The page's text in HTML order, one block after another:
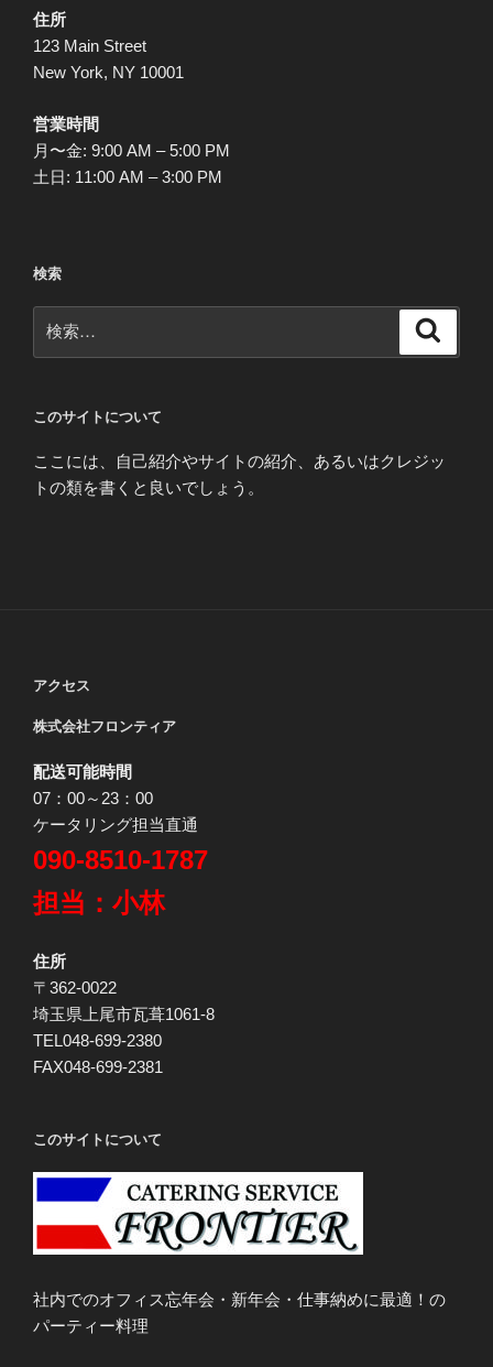
ジ
送
住所
123 Main Street
New York, NY 10001
営業時間
月〜金: 9:00 AM – 5:00 PM
土日: 11:00 AM – 3:00 PM
検索
索:
このサイトについて
ここには、自己紹介やサイトの紹介、あるいはクレジッ
トの類を書くと良いでしょう。
アクセス
株式会社フロンティア
配送可能時間
07：00～23：00
ケータリング担当直通
090-8510-1787
担当：小林
住所
〒362-0022
埼玉県上尾市瓦葺1061-8
TEL048-699-2380
FAX048-699-2381
このサイトについて
社内でのオフィス忘年会・新年会・仕事納めに最適！の
パーティー料理